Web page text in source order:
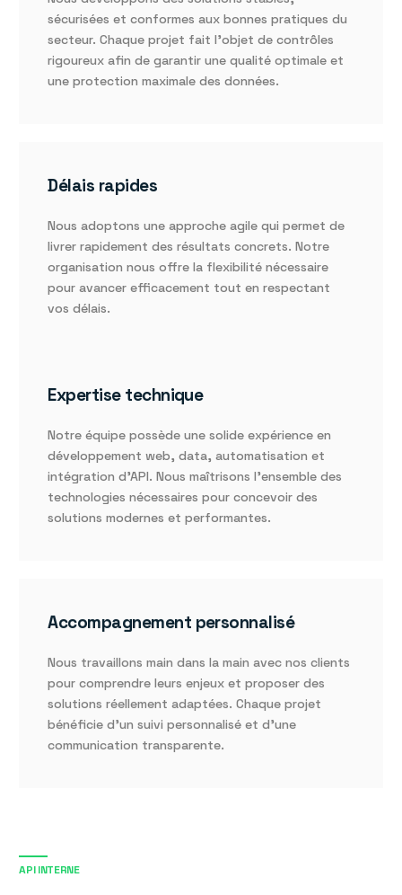
sécurisées et conformes aux bonnes pratiques du
secteur. Chaque projet fait l’objet de contrôles
rigoureux afin de garantir une qualité optimale et
une protection maximale des données.
Délais rapides
Nous adoptons une approche agile qui permet de
livrer rapidement des résultats concrets. Notre
organisation nous offre la flexibilité nécessaire
pour avancer efficacement tout en respectant
vos délais.
Expertise technique
Notre équipe possède une solide expérience en
développement web, data, automatisation et
intégration d’API. Nous maîtrisons l’ensemble des
technologies nécessaires pour concevoir des
solutions modernes et performantes.
Accompagnement personnalisé
Nous travaillons main dans la main avec nos clients
pour comprendre leurs enjeux et proposer des
solutions réellement adaptées. Chaque projet
bénéficie d’un suivi personnalisé et d’une
communication transparente.
API INTERNE